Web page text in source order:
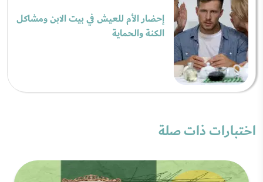
إحضار الأم للعيش في بيت الابن ومشاكل
الكنة والحماية
اختبارات ذات صلة